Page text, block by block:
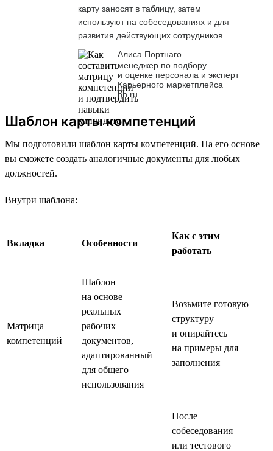
карту заносят в таблицу, затем
используют на собеседованиях и для
развития действующих сотрудников
Алиса Портнаго
менеджер по подбору
и оценке персонала и эксперт
Карьерного маркетплейса
hh.ru
Шаблон карты компетенций
Мы подготовили шаблон карты компетенций. На его основе
вы сможете создать аналогичные документы для любых
должностей.
Внутри шаблона:
Вкладка Особенности
Как с этим
работать
Матрица
компетенций
Шаблон
на основе
реальных
рабочих
документов,
адаптированный
для общего
использования
Возьмите готовую
структуру
и опирайтесь
на примеры для
заполнения
После
собеседования
или тестового